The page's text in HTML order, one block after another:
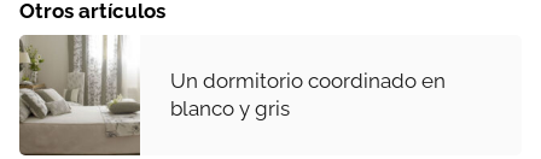
Otros artículos
Un dormitorio coordinado en
blanco y gris